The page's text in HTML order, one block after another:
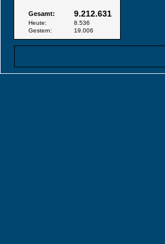
Gesamt: 9.212.631
Heute:
8.536
Gestern:
19.006